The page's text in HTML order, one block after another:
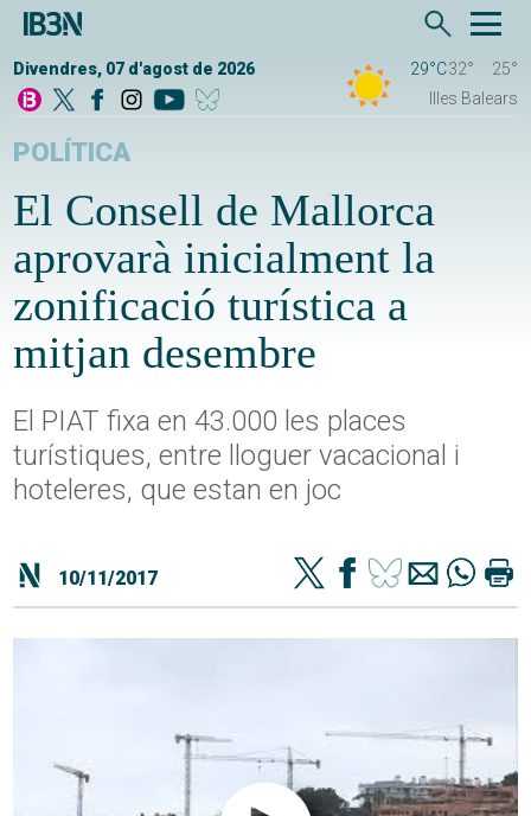
Divendres, 07 d'agost de 2026 29°C32°
25°
Illes Balears
POLÍTICA
El Consell de Mallorca
aprovarà inicialment la
zonificació turística a
mitjan desembre
El PIAT fixa en 43.000 les places
turístiques, entre lloguer vacacional i
hoteleres, que estan en joc
10/11/2017